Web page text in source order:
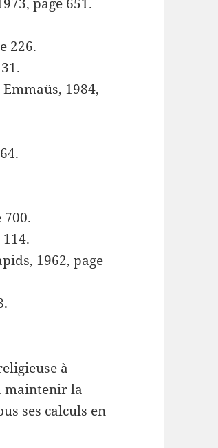
226.
1984,
1962, page
à
maintenir la
ses calculs en